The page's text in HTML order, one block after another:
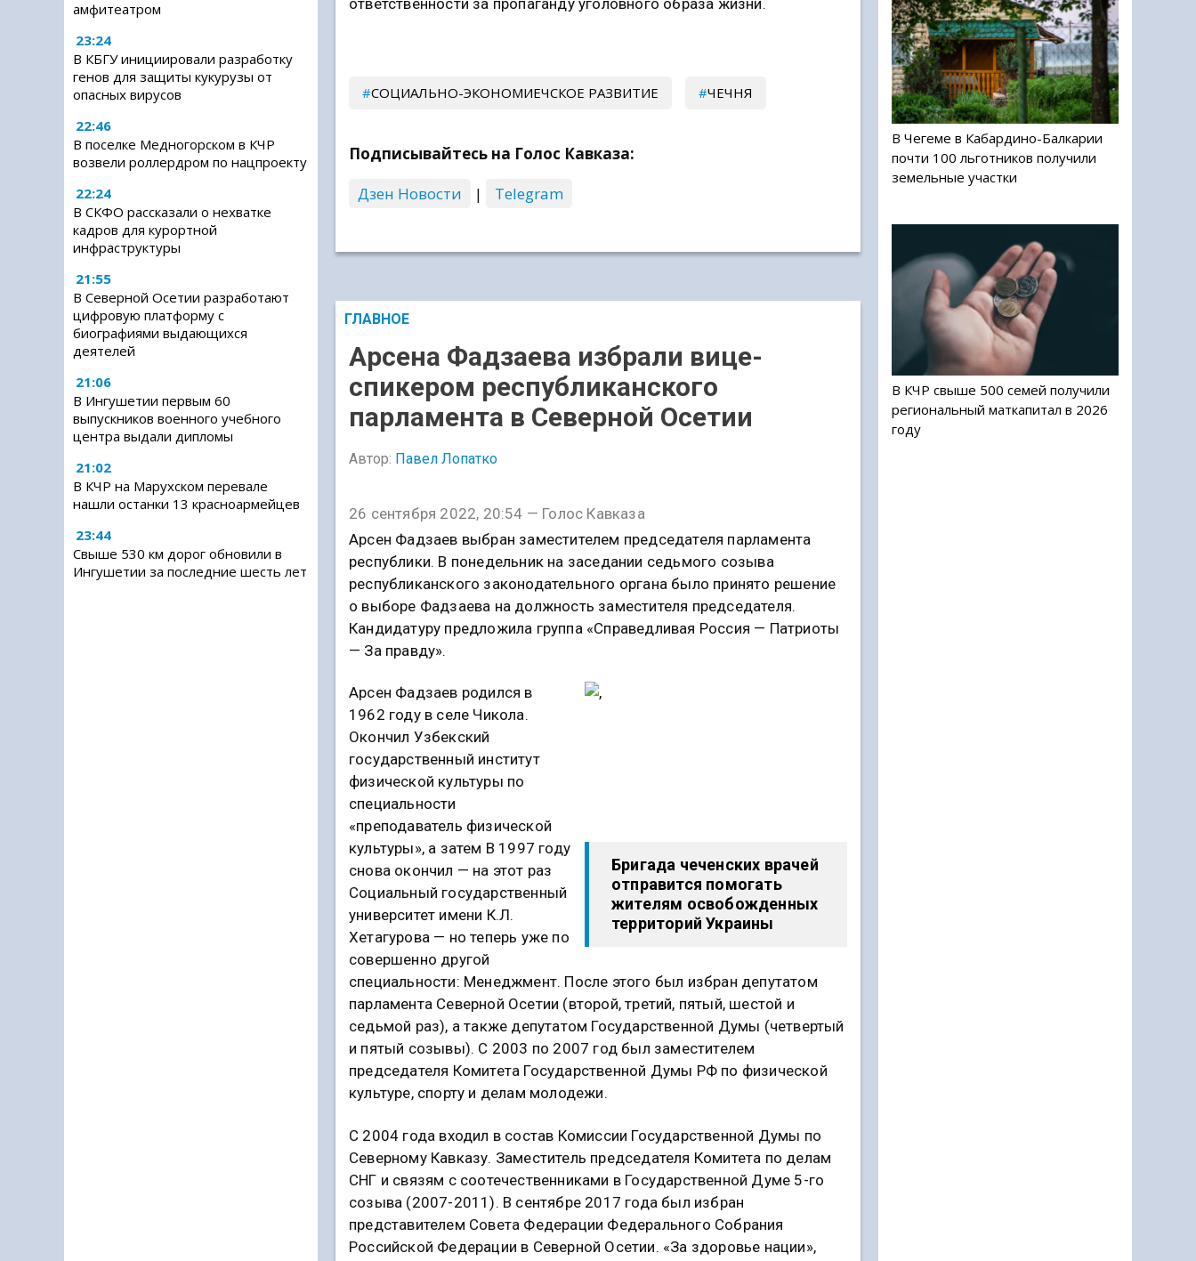
амфитеатром
23:24
В КБГУ инициировали разработку
генов для защиты кукурузы от
опасных вирусов
22:46
В поселке Медногорском в КЧР
возвели роллердром по нацпроекту
22:24
В СКФО рассказали о нехватке
кадров для курортной
инфраструктуры
21:55
В Северной Осетии разработают
цифровую платформу с
биографиями выдающихся
деятелей
21:06
В Ингушетии первым 60
выпускников военного учебного
центра выдали дипломы
21:02
В КЧР на Марухском перевале
нашли останки 13 красноармейцев
23:44
Свыше 530 км дорог обновили в
Ингушетии за последние шесть лет
СОЦИАЛЬНО-ЭКОНОМИЕЧСКОЕ РАЗВИТИЕ ЧЕЧНЯ
Подписывайтесь на Голос Кавказа:
Дзен Новости
| Telegram
ГЛАВНОЕ
Арсена Фадзаева избрали вице-
спикером республиканского
парламента в Северной Осетии
Автор: Павел Лопатко
26 сентября 2022, 20:54 — Голос Кавказа
Арсен Фадзаев выбран заместителем председателя парламента
республики. В понедельник на заседании седьмого созыва
республиканского законодательного органа было принято решение
о выборе Фадзаева на должность заместителя председателя.
Кандидатуру предложила группа «Справедливая Россия — Патриоты
— За правду».
Бригада чеченских врачей
отправится помогать
жителям освобожденных
территорий Украины
Арсен Фадзаев родился в
1962 году в селе Чикола.
Окончил Узбекский
государственный институт
физической культуры по
специальности
«преподаватель физической
культуры», а затем В 1997 году
снова окончил — на этот раз
Социальный государственный
университет имени К.Л.
Хетагурова — но теперь уже по
совершенно другой
специальности: Менеджмент. После этого был избран депутатом
парламента Северной Осетии (второй, третий, пятый, шестой и
седьмой раз), а также депутатом Государственной Думы (четвертый
и пятый созывы). С 2003 по 2007 год был заместителем
председателя Комитета Государственной Думы РФ по физической
культуре, спорту и делам молодежи.
С 2004 года входил в состав Комиссии Государственной Думы по
Северному Кавказу. Заместитель председателя Комитета по делам
СНГ и связям с соотечественниками в Государственной Думе 5-го
созыва (2007-2011). В сентябре 2017 года был избран
представителем Совета Федерации Федерального Собрания
Российской Федерации в Северной Осетии. «За здоровье нации»,
В Чегеме в Кабардино-Балкарии
почти 100 льготников получили
земельные участки
В КЧР свыше 500 семей получили
региональный маткапитал в 2026
году